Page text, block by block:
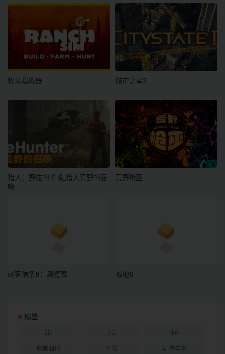
牧场模拟器 城市之星2
猎人：野性的呼唤_猎人荒野的召
唤
荒野枪巫
刺客信条8：奥德赛 战地6
标签
2D 3D 休闲
像素图形 剧情丰富